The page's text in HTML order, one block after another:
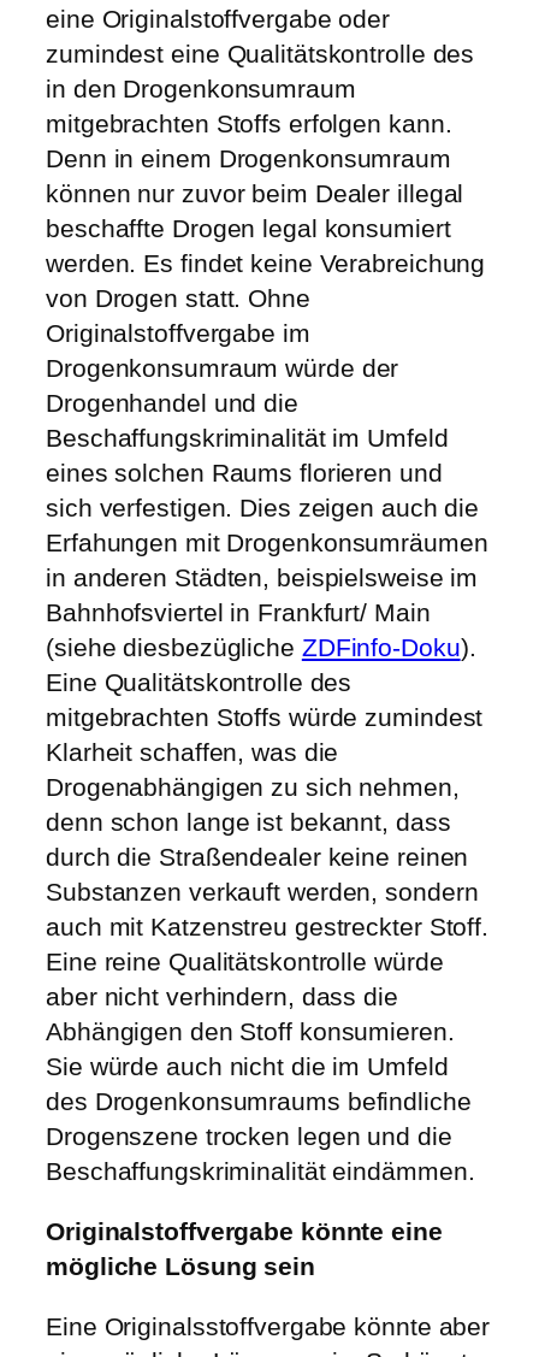
eine Originalstoffvergabe oder
zumindest eine Qualitätskontrolle des
in den Drogenkonsumraum
mitgebrachten Stoffs erfolgen kann.
Denn in einem Drogenkonsumraum
können nur zuvor beim Dealer illegal
beschaffte Drogen legal konsumiert
werden. Es findet keine Verabreichung
von Drogen statt. Ohne
Originalstoffvergabe im
Drogenkonsumraum würde der
Drogenhandel und die
Beschaffungskriminalität im Umfeld
eines solchen Raums florieren und
sich verfestigen. Dies zeigen auch die
Erfahungen mit Drogenkonsumräumen
in anderen Städten, beispielsweise im
Bahnhofsviertel in Frankfurt/ Main
(siehe diesbezügliche ZDFinfo-Doku).
Eine Qualitätskontrolle des
mitgebrachten Stoffs würde zumindest
Klarheit schaffen, was die
Drogenabhängigen zu sich nehmen,
denn schon lange ist bekannt, dass
durch die Straßendealer keine reinen
Substanzen verkauft werden, sondern
auch mit Katzenstreu gestreckter Stoff.
Eine reine Qualitätskontrolle würde
aber nicht verhindern, dass die
Abhängigen den Stoff konsumieren.
Sie würde auch nicht die im Umfeld
des Drogenkonsumraums befindliche
Drogenszene trocken legen und die
Beschaffungskriminalität eindämmen.
Originalstoffvergabe könnte eine
mögliche Lösung sein
Eine Originalsstoffvergabe könnte aber